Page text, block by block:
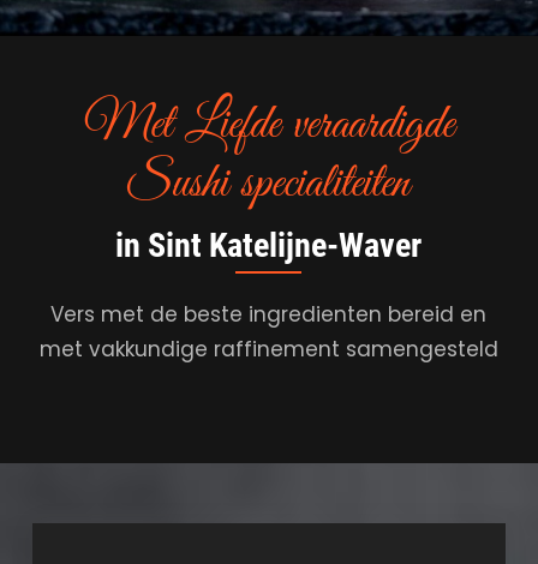
Met Liefde veraardigde
Sushi specialiteiten
in Sint Katelijne-Waver
Vers met de beste ingredienten bereid en
met vakkundige raffinement samengesteld